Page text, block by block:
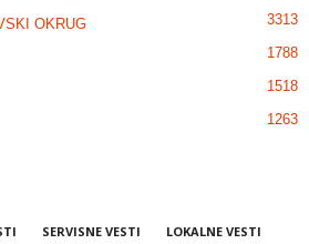
OKRUG 3313
1788
1518
1263
SERVISNE VESTI LOKALNE VESTI